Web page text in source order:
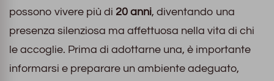
possono vivere più di 20 anni, diventando una
presenza silenziosa ma affettuosa nella vita di chi
le accoglie. Prima di adottarne una, è importante
informarsi e preparare un ambiente adeguato,